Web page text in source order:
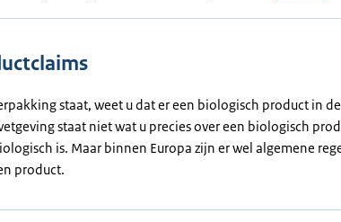
staat, weet u dat er een biologisch product in de
staat niet wat u precies over een biologisch
is. Maar binnen Europa zijn er wel algemene
product.